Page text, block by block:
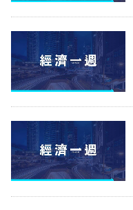
專
區